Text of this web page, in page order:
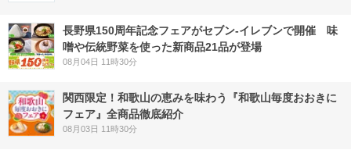
長野県150周年記念フェアがセブン-イレブンで開催 味
噌や伝統野菜を使った新商品21品が登場
08月04日 11時30分
関西限定！和歌山の恵みを味わう『和歌山毎度おおきに
フェア』全商品徹底紹介
08月03日 11時30分